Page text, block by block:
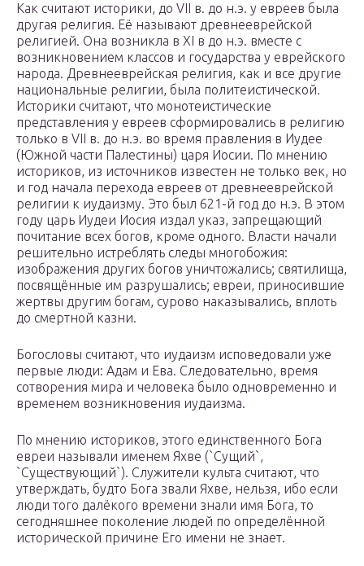
Как считают историки, до VII в. до н.э. у евреев была
другая религия. Её называют древнееврейской
религией. Она возникла в XI в до н.э. вместе с
возникновением классов и государства у еврейского
народа. Древнееврейская религия, как и все другие
национальные религии, была политеистической.
Историки считают, что монотеистические
представления у евреев сформировались в религию
только в VII в. до н.э. во время правления в Иудее
(Южной части Палестины) царя Иосии. По мнению
историков, из источников известен не только век, но
и год начала перехода евреев от древнееврейской
религии к иудаизму. Это был 621-й год до н.э. В этом
году царь Иудеи Иосия издал указ, запрещающий
почитание всех богов, кроме одного. Власти начали
решительно истреблять следы многобожия:
изображения других богов уничтожались; святилища,
посвящённые им разрушались; евреи, приносившие
жертвы другим богам, сурово наказывались, вплоть
до смертной казни.
Богословы считают, что иудаизм исповедовали уже
первые люди: Адам и Ева. Следовательно, время
сотворения мира и человека было одновременно и
временем возникновения иудаизма.
По мнению историков, этого единственного Бога
евреи называли именем Яхве (`Сущий`,
`Существующий`). Служители культа считают, что
утверждать, будто Бога звали Яхве, нельзя, ибо если
люди того далёкого времени знали имя Бога, то
сегодняшнее поколение людей по определённой
исторической причине Его имени не знает.